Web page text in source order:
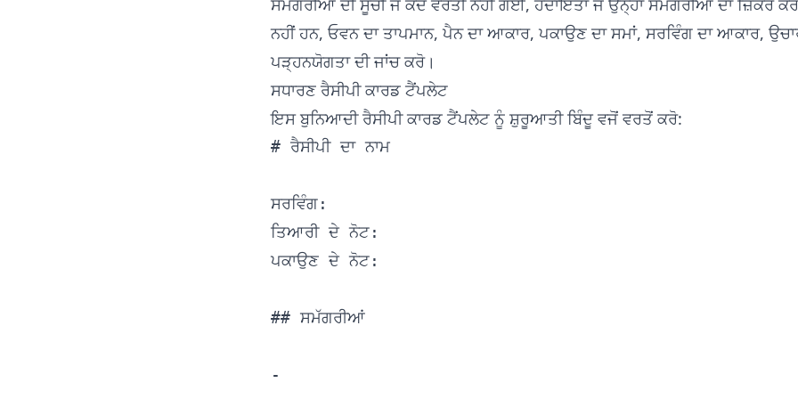
ਸਮੱਗਰੀਆਂ ਦੀ ਸੂਚੀ ਜੋ ਕਦੇ ਵਰਤੀ ਨਹੀਂ ਗਈ, ਹਦਾਇਤਾਂ ਜੋ ਉਨ੍ਹਾਂ ਸਮੱਗਰੀਆਂ ਦਾ ਜ਼ਿਕਰ
ਨਹੀਂ ਹਨ, ਓਵਨ ਦਾ ਤਾਪਮਾਨ, ਪੈਨ ਦਾ ਆਕਾਰ, ਪਕਾਉਣ ਦਾ ਸਮਾਂ, ਸਰਵਿੰਗ ਦਾ ਆਕਾਰ,
ਪੜ੍ਹਨਯੋਗਤਾ ਦੀ ਜਾਂਚ ਕਰੋ।
ਸਧਾਰਣ ਰੈਸੀਪੀ ਕਾਰਡ ਟੈਂਪਲੇਟ
ਇਸ ਬੁਨਿਆਦੀ ਰੈਸੀਪੀ ਕਾਰਡ ਟੈਂਪਲੇਟ ਨੂੰ ਸ਼ੁਰੂਆਤੀ ਬਿੰਦੂ ਵਜੋਂ ਵਰਤੋਂ ਕਰੋ:
# ਰੈਸੀਪੀ ਦਾ ਨਾਮ
ਸਰਵਿੰਗ:
ਤਿਆਰੀ ਦੇ ਨੋਟ:
ਪਕਾਉਣ ਦੇ ਨੋਟ:
## ਸਮੱਗਰੀਆਂ
-